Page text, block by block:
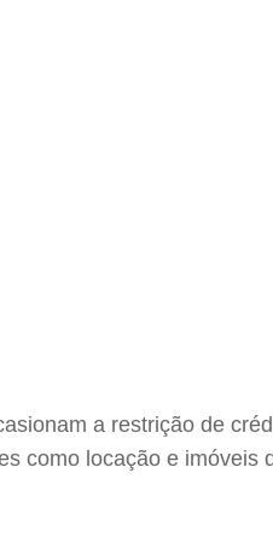
a restrição de
como locação e